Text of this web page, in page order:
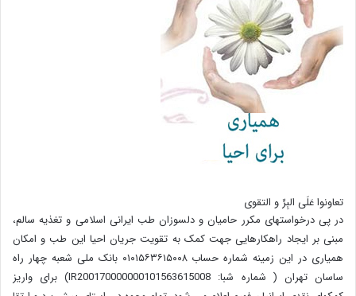
تعاونوا عَلَی البِرِّ و التقوی
در پی درخواستهای مکرر حامیان و دلسوزان طب ایرانی اسلامی و تغذیه سالم،
مبنی بر ایجاد راهکارهایی جهت کمک به تقویت جریان احیا این طب و امکان
همیاری در این زمینه شماره حساب ۰۱۰۱۵۶۳۶۱۵۰۰۸ بانک ملی شعبه چهار راه
ساسان تهران ( شماره شبا: IR200170000000101563615008) برای واریز